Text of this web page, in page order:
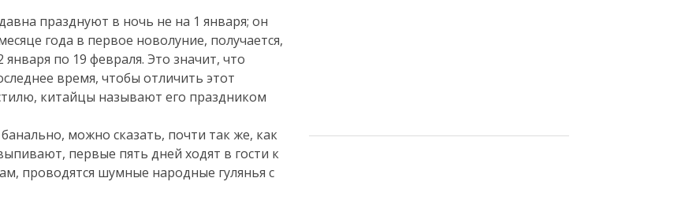
празднуют в ночь не на 1 января; он
года в первое новолуние, получается,
по 19 февраля. Это значит, что
время, чтобы отличить этот
китайцы называют его праздником
можно сказать, почти так же, как
первые пять дней ходят в гости к
проводятся шумные народные гулянья с